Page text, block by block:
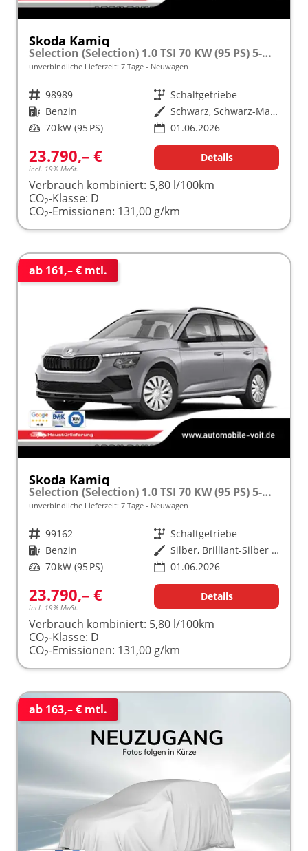
Skoda Kamiq
Selection (Selection) 1.0 TSI 70 KW (95 PS) 5-Gang Schaltgetriebe
unverbindliche Lieferzeit: 7 Tage Neuwagen
Fahrzeugnr. 98989 Getriebe Schaltgetriebe
Kraftstoff Benzin Außenfarbe
Schwarz, Schwarz-Magic Perleffekt (1Z)
Leistung 70 kW (95 PS) 01.06.2026
23.790,– €
incl. 19% MwSt.
Details
Verbrauch kombiniert: 5,80 l/100km
CO2-Klasse: D
CO2-Emissionen: 131,00 g/km
ab 161,– € mtl.
Skoda Kamiq
Selection (Selection) 1.0 TSI 70 KW (95 PS) 5-Gang Schaltgetriebe
unverbindliche Lieferzeit: 7 Tage Neuwagen
Fahrzeugnr. 99162 Getriebe Schaltgetriebe
Kraftstoff Benzin Außenfarbe
Silber, Brilliant-Silber Metallic (8E)
Leistung 70 kW (95 PS) 01.06.2026
23.790,– €
incl. 19% MwSt.
Details
Verbrauch kombiniert: 5,80 l/100km
CO2-Klasse: D
CO2-Emissionen: 131,00 g/km
ab 163,– € mtl.